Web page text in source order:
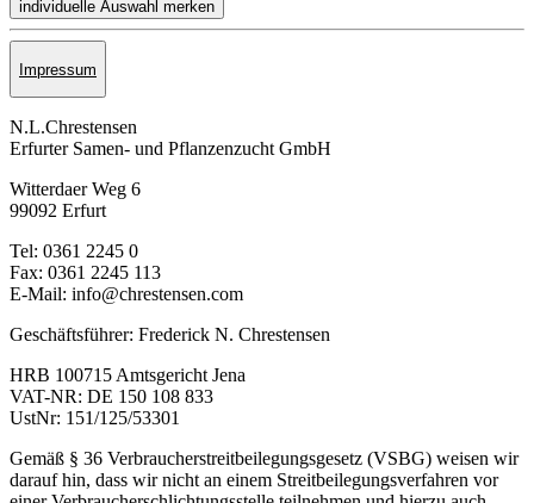
Impressum
N.L.Chrestensen
Erfurter Samen- und Pflanzen­zucht GmbH
Witterdaer Weg 6
99092 Erfurt
Tel: 0361 2245 0
Fax: 0361 2245 113
E-Mail: info@chrestensen.com
Geschäftsführer: Frederick N. Chrestensen
HRB 100715 Amtsgericht Jena
VAT-NR: DE 150 108 833
UstNr: 151/125/53301
Gemäß § 36 Verbraucherstreitbeilegungsgesetz (VSBG) weisen wir
darauf hin, dass wir nicht an einem Streitbeilegungsverfahren vor